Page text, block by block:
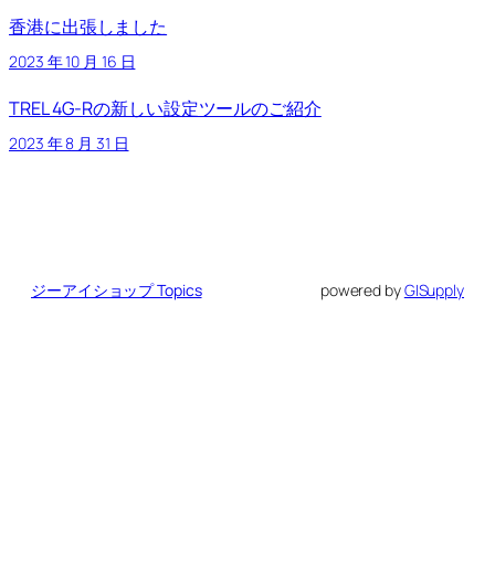
香港に出張しました
2023 年 10 月 16 日
TREL 4G-Rの新しい設定ツールのご紹介
2023 年 8 月 31 日
ジーアイショップ Topics powered byGISupply